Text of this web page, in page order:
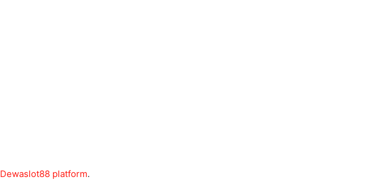
Dewaslot88 platform.